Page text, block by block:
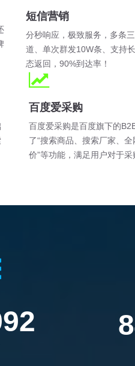
短信营销
分秒响应，极致服务，多条
道、单次群发10W条、支持
态返回，90%到达率！
百度爱采购
百度爱采购是百度旗下的
了“搜索商品、搜索厂家、
价”等功能，满足用户对于采